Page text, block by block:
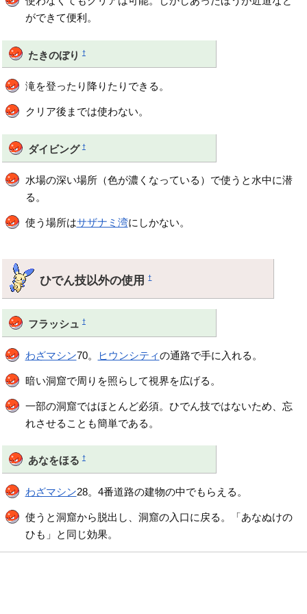
ができて便利。
たきのぼり †
滝を登ったり降りたりできる。
クリア後までは使わない。
ダイビング †
水場の深い場所（色が濃くなっている）で使うと水中に潜
る。
使う場所はサザナミ湾にしかない。
ひでん技以外の使用†
フラッシュ †
わざマシン70。 ヒウンシティの通路で手に入れる。
暗い洞窟で周りを照らして視界を広げる。
一部の洞窟ではほとんど必須。ひでん技ではないため、忘
れさせることも簡単である。
あなをほる †
わざマシン28。4番道路の建物の中でもらえる。
使うと洞窟から脱出し、洞窟の入口に戻る。「あなぬけの
ひも」と同じ効果。